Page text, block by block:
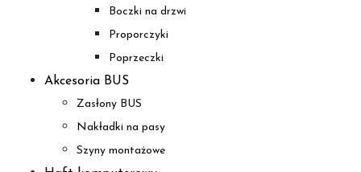
Boczki na drzwi
Proporczyki
Poprzeczki
Akcesoria BUS
Zasłony BUS
Nakładki na pasy
Szyny montażowe